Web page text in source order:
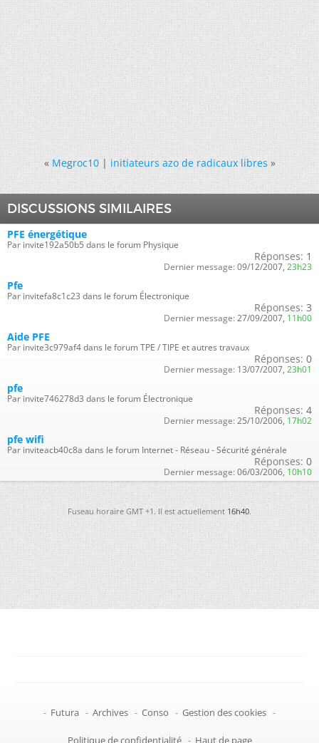
« Megroc10|initiateurs azo de radicaux libres »
DISCUSSIONS SIMILAIRES
PFE énergétique
Par invite192a50b5 dans le forum Physique
Réponses: 1
Dernier message: 09/12/2007, 23h23
Pfe
Par invitefa8c1c23 dans le forum Électronique
Réponses: 3
Dernier message: 27/09/2007, 11h00
Aide PFE
Par invite3c979af4 dans le forum TPE / TIPE et autres travaux
Réponses: 0
Dernier message: 13/07/2007, 23h01
pfe
Par invite746278d3 dans le forum Électronique
Réponses: 4
Dernier message: 25/10/2006, 17h02
pfe wifi
Par inviteacb40c8a dans le forum Internet - Réseau - Sécurité générale
Réponses: 0
Dernier message: 06/03/2006, 10h10
Fuseau horaire GMT +1. Il est actuellement16h40.
- Futura - Archives - Conso - Gestion des cookies -
Politique de confidentialité - Haut de page